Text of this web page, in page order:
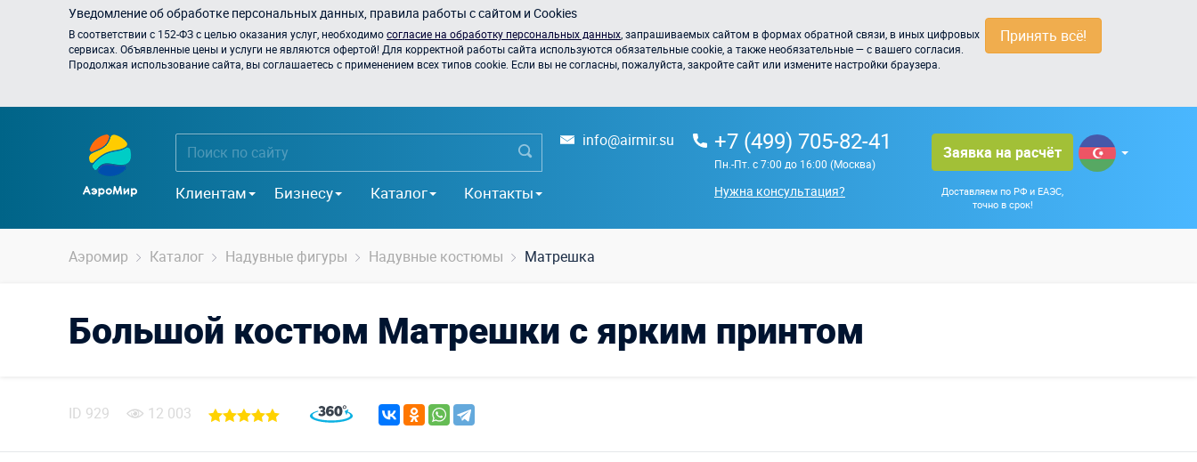
Принять всё!
Уведомление об обработке персональных данных, правила работы с сайтом и Cookies
В соответствии с 152-ФЗ с целью оказания услуг, необходимосогласие на обработку персональных данных , запрашиваемых сайтом в формах обратной связи, в иных цифровых
сервисах. Объявленные цены и услуги не являются офертой! Для корректной работы сайта используются обязательные cookie, а также необязательные — с вашего согласия.
Продолжая использование сайта, вы соглашаетесь с применением всех типов cookie. Если вы не согласны, пожалуйста, закройте сайт или измените настройки браузера.
Клиентам Бизнесу Каталог Контакты
info@airmir.su +7 (499) 705-82-41
Пн.-Пт. с 7:00 до 16:00 (Москва)
Нужна консультация?
Заявка на расчёт
Доставляем по РФ и ЕАЭС,
точно в срок!
Аэромир Каталог Надувные фигуры Надувные костюмы Матрешка
Большой костюм Матрешки с ярким принтом
ID 929 12 003